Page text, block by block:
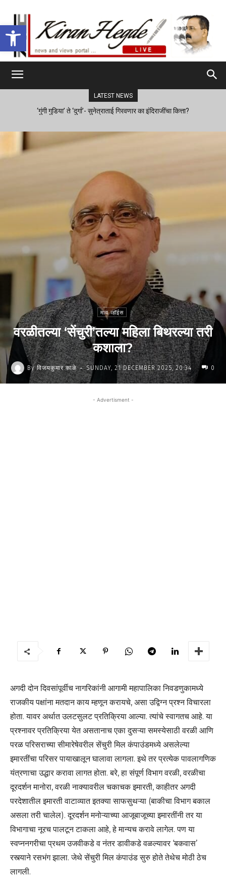
Open toolbar
LATEST NEWS
‘गुंगी गुडिया’ ते ‘दुर्गा’- सुनेत्राताई गिरवणार का इंदिराजींचा कित्ता?
माय व्हॉईस
वरळीतल्या ‘सेंचुरी’तल्या महिला बिथरल्या तरी
कशाला?
By विजयकुमार काळे - SUNDAY, 21 DECEMBER 2025, 20:34 0
- Advertisment -
अगदी दोन दिवसांपूर्वीच नागरिकांनी आगामी महापालिका निवडणुकामध्ये
राजकीय पक्षांना मतदान काय म्हणून करायचे, असा उद्विग्न प्रश्न विचारला
होता. यावर अर्थात उलटसुलट प्रतिक्रिया आल्या. त्यांचे स्वागतच आहे. या
प्रश्नावर प्रतिक्रिया येत असतानाच एका दुसऱ्या समस्येसाठी वरळी आणि
परळ परिसराच्या सीमारेषेवरील सेंचुरी मिल कंपाउंडमध्ये असलेल्या
इमारतींचा परिसर पायाखालून घालावा लागला. इथे तर प्रत्येक पावलागणिक
यंत्रणाचा उद्धार करावा लागत होता. बरे, हा संपूर्ण विभाग वरळी, वरळीचा
दूरदर्शन मानोरा, वरळी नाक्यावरील चकाचक इमारती, काहीतर अगदी
परदेशातील इमारती वाटाव्यात इतक्या साफसुथऱ्या (बाकीचा विभाग बकाल
असला तरी चालेल). दूरदर्शन मनोऱ्याच्या आजूबाजूच्या इमारतींनी तर या
विभागाचा नूरच पालटून टाकला आहे, हे मान्यच करावे लागेल. पण या
स्वप्ननगरीचा प्रथम उजवीकडे व नंतर डावीकडे वळल्यावर ‘बकवास’
रस्त्याने रसभंग झाला. जेथे सेंचुरी मिल कंपाउंड सुरु होते तेथेच मोठी ठेच
लागली.